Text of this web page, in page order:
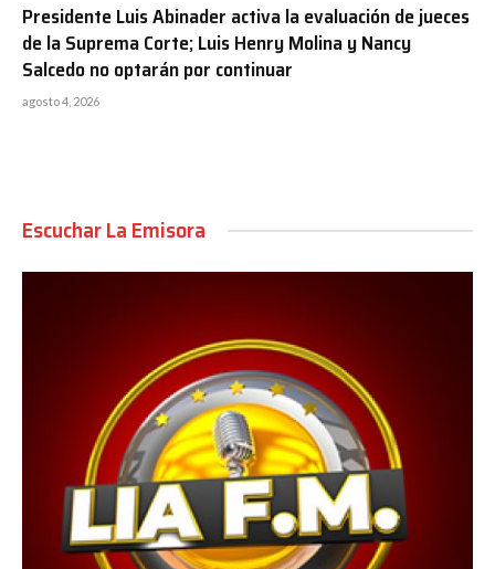
Presidente Luis Abinader activa la evaluación de jueces
de la Suprema Corte; Luis Henry Molina y Nancy
Salcedo no optarán por continuar
agosto 4, 2026
Escuchar La Emisora